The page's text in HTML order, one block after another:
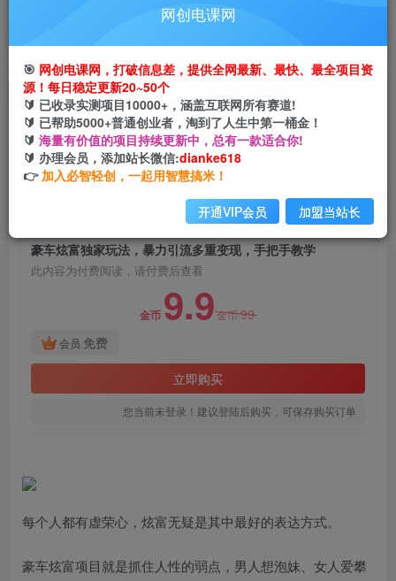
搭建同款网站，自己当老板
豪车炫富独家玩法，暴力引流多重变现，手把手教
学
网创电课网
2年前发布
1721 38
豪车炫富独家玩法，暴力引流多重变现，手把手教学
此内容为付费阅读，请付费后查看
金币 9.9金币99
会员 免费
立即购买
您当前未登录！建议登陆后购买，可保存购买订单
每个人都有虚荣心，炫富无疑是其中最好的表达方式。
豪车炫富项目就是抓住人性的弱点，男人想泡妹、女人爱攀
网创电课网
🎯 网创电课网，打破信息差，提供全网最新、最快、最全项目资
源！每日稳定更新20~50个
🔰 已收录实测项目10000+，涵盖互联网所有赛道!
🔰 已帮助5000+普通创业者，淘到了人生中第一桶金！
🔰 海量有价值的项目持续更新中，总有一款适合你!
🔰 办理会员，添加站长微信:dianke618
👉 加入必智轻创，一起用智慧搞米！
开通VIP会员 加盟当站长